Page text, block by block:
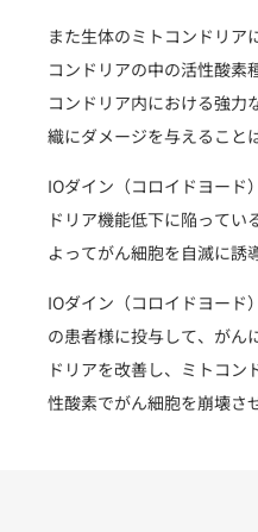
また生体のミトコンドリア
コンドリアの中の活性酸素
コンドリア内における強力
織にダメージを与えること
IOダイン（コロイドヨード
ドリア機能低下に陥ってい
よってがん細胞を自滅に誘
IOダイン（コロイドヨード
の患者様に投与して、がん
ドリアを改善し、ミトコ
性酸素でがん細胞を崩壊さ